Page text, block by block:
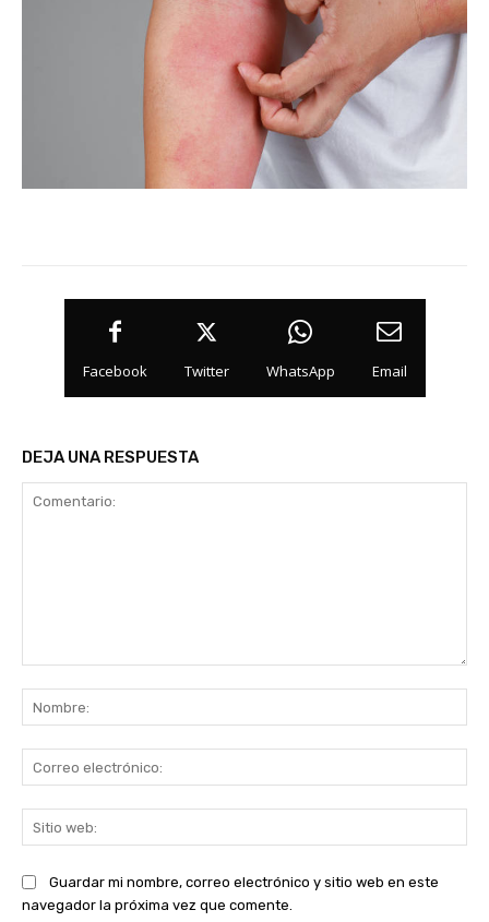
Facebook Twitter WhatsApp Email
DEJA UNA RESPUESTA
Guardar mi nombre, correo electrónico y sitio web en este
navegador la próxima vez que comente.